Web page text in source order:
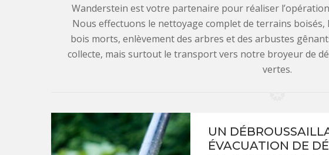
Wanderstein est votre partenaire pour réaliser
Nous effectuons le nettoyage complet de terrains
bois morts, enlèvement des arbres et des arbustes
collecte, mais surtout le transport vers notre broyeur de
vertes.
UN
ÉVACUATION DE